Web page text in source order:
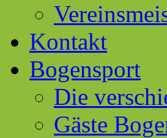
Kontakt
Bogensport
Die
Gäste